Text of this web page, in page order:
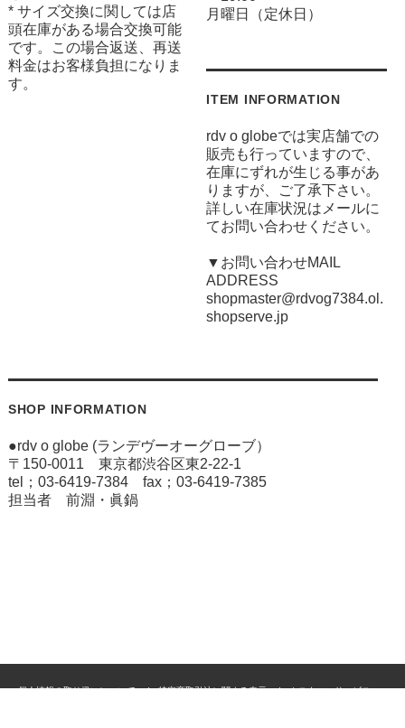
* サイズ交換に関しては店
頭在庫がある場合交換可能
です。この場合返送、再送
料金はお客様負担になりま
す。
月曜日（定休日）
ITEM INFORMATION
rdv o globeでは実店舗での
販売も行っていますので、
在庫にずれが生じる事があ
りますが、ご了承下さい。
詳しい在庫状況はメールに
てお問い合わせください。
▼お問い合わせMAIL
ADDRESS
shopmaster@rdvog7384.ol.
shopserve.jp
SHOP INFORMATION
●rdv o globe (ランデヴーオーグローブ）
〒150-0011 東京都渋谷区東2-22-1
tel；03-6419-7384 fax；03-6419-7385
担当者 前淵・眞鍋
個人情報の取り扱いについて 特定商取引法に関する表示
カスタマーサービス